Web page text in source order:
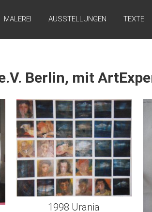
MALEREI AUSSTELLUNGEN TEXTE
Berlin, mit
1998 Urania